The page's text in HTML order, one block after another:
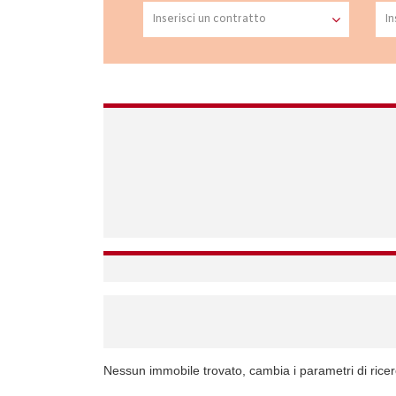
Nessun immobile trovato, cambia i parametri di